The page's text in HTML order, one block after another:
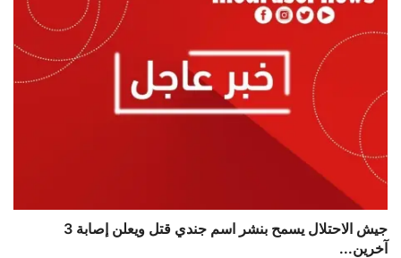
جيش الاحتلال يسمح بنشر اسم جندي قتل ويعلن إصابة 3
آخرين...